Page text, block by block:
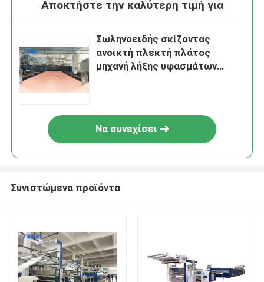
Αποκτήστε την καλύτερη τιμή για
Σωληνοειδής σκίζοντας
ανοικτή πλεκτή πλάτος
μηχανή λήξης υφασμάτων
Να συνεχίσει
Συνιστώμενα προϊόντα